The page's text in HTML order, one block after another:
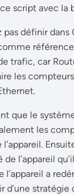
script avec la
pas définir
trafic, car
les
que le
les
l’appareil
l’appareil a
d’une stratégie